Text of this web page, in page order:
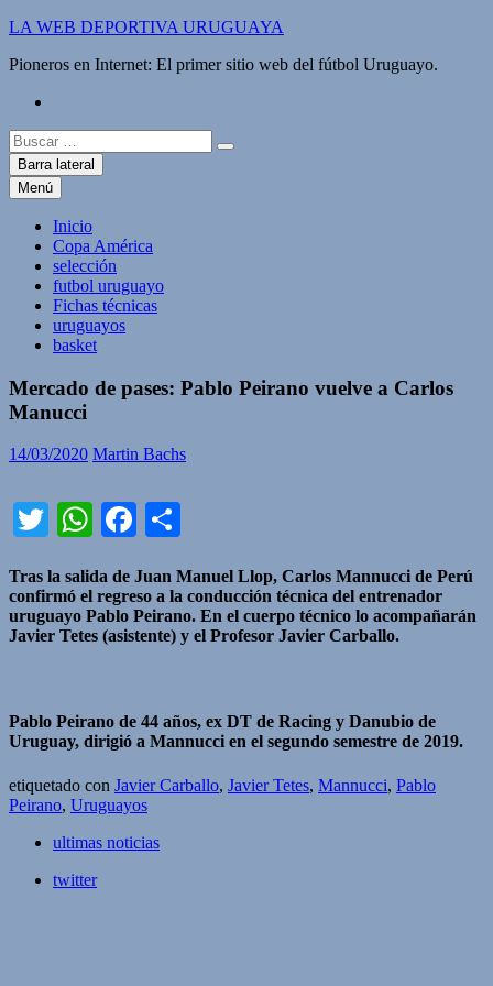
Saltar
contenido
LA WEB DEPORTIVA URUGUAYA
Pioneros en Internet: El primer sitio web del fútbol Uruguayo.
Buscar:
Barra lateral
Menú
Inicio
Copa América
selección
futbol uruguayo
Fichas técnicas
uruguayos
basket
Mercado de pases: Pablo Peirano vuelve a Carlos
Manucci
14/03/2020 Martin Bachs
TwitterWhatsApp
Facebook
Tras la salida de Juan Manuel Llop, Carlos Mannucci de Perú
confirmó el regreso a la conducción técnica del entrenador
uruguayo Pablo Peirano. En el cuerpo técnico lo acompañarán
Javier Tetes (asistente) y el Profesor Javier Carballo.
Pablo Peirano de 44 años, ex DT de Racing y Danubio de
Uruguay, dirigió a Mannucci en el segundo semestre de 2019.
etiquetado con Javier Carballo, Javier Tetes, Mannucci, Pablo
Peirano, Uruguayos
ultimas noticias
twitter